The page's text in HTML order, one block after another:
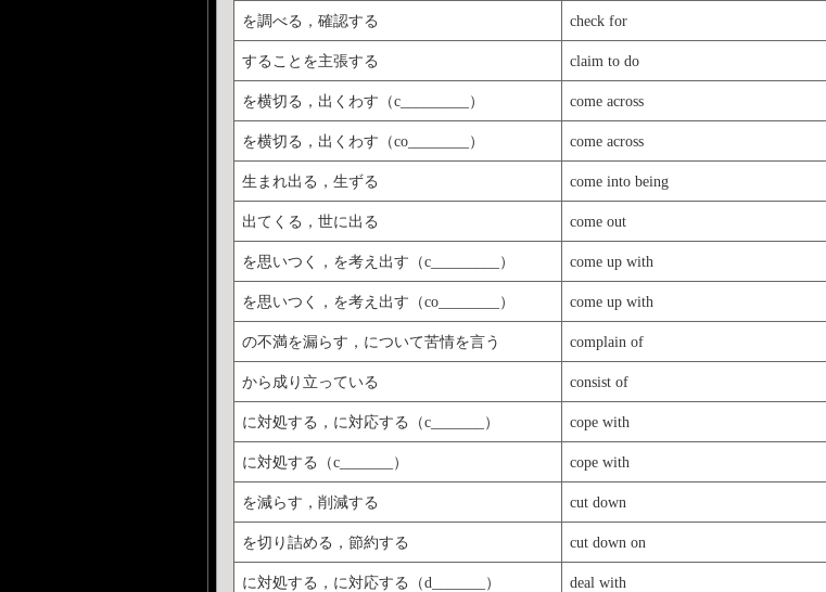
を調べる，確認する check for
することを主張する claim to do
を横切る，出くわす（c_________） come across
を横切る，出くわす（co________） come across
生まれ出る，生ずる come into being
出てくる，世に出る come out
を思いつく，を考え出す（c_________） come up with
を思いつく，を考え出す（co________） come up with
の不満を漏らす，について苦情を言う complain of
から成り立っている consist of
に対処する，に対応する（c_______） cope with
に対処する（c_______） cope with
を減らす，削減する cut down
を切り詰める，節約する cut down on
に対処する，に対応する（d_______） deal with